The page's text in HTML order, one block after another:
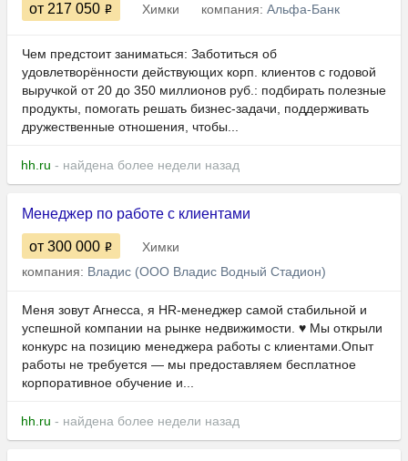
от 217 050 Химки компания: Альфа-Банк
Чем предстоит заниматься: Заботиться об
удовлетворённости действующих корп. клиентов с годовой
выручкой от 20 до 350 миллионов руб.: подбирать полезные
продукты, помогать решать бизнес-задачи, поддерживать
дружественные отношения, чтобы...
hh.ru - найдена более недели назад
Менеджер по работе с клиентами
от 300 000
Химки
компания: Владис (ООО Владис Водный Стадион)
Меня зовут Агнесса, я HR-менеджер самой стабильной и
успешной компании на рынке недвижимости. ♥ Мы открыли
конкурс на позицию менеджера работы с клиентами.Опыт
работы не требуется — мы предоставляем бесплатное
корпоративное обучение и...
hh.ru - найдена более недели назад